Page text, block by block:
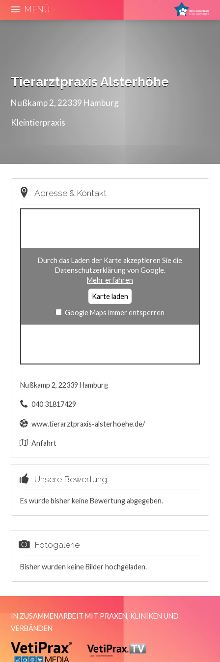
MENÜ
Tierarztpraxis Alsterhöhe
Nußkamp 2, 22339 Hamburg
Kleintierpraxis
Adresse & Kontakt
Durch das Laden der Karte akzeptieren Sie die
Datenschutzerklärung von Google.
Mehr erfahren
Karte laden
Google Maps immer entsperren
Nußkamp 2, 22339 Hamburg
040 31817429
www.tierarztpraxis-alsterhoehe.de/
Anfahrt
Unsere Bewertung
Es wurde bisher keine Bewertung abgegeben.
Fotogalerie
Bisher wurden keine Bilder hochgeladen.
IN ZUSAMMENARBEIT MIT PRAXEN, KLINIKEN UND
VERBÄNDEN